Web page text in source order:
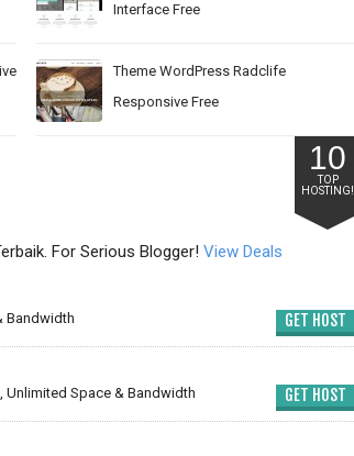
Interface Free
Theme WordPress Radclife
Responsive Free
10
TOP
HOSTING!
For Serious Blogger!View Deals
Bandwidth GET HOST
Unlimited Space & Bandwidth GET HOST